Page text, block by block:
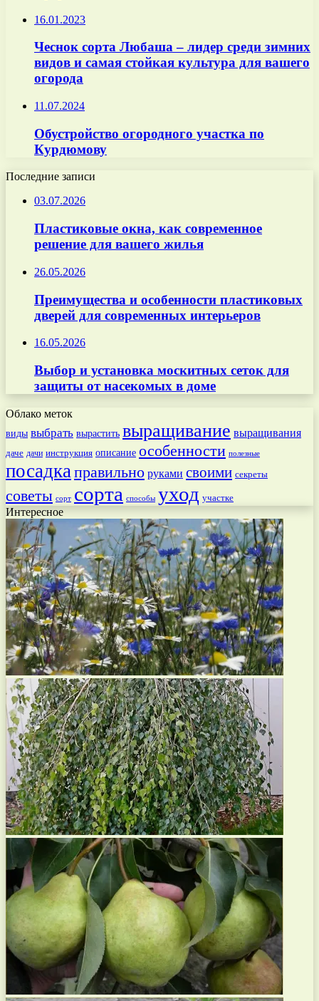
16.01.2023
Чеснок сорта Любаша – лидер среди зимних
видов и самая стойкая культура для вашего
огорода
11.07.2024
Обустройство огородного участка по
Курдюмову
Последние записи
03.07.2026
Пластиковые окна, как современное
решение для вашего жилья
26.05.2026
Преимущества и особенности пластиковых
дверей для современных интерьеров
16.05.2026
Выбор и установка москитных сеток для
защиты от насекомых в доме
Облако меток
виды выбрать вырастить выращивание выращивания
даче дачи инструкция описание особенности полезные
посадка правильно руками своими секреты
советы сорт сорта способы уход участке
Интересное